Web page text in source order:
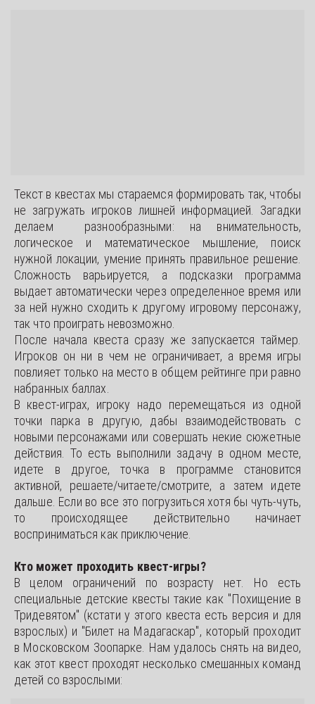
Текст в квестах мы стараемся формировать так, чтобы
не загружать игроков лишней информацией. Загадки
делаем разнообразными: на внимательность,
логическое и математическое мышление, поиск
нужной локации, умение принять правильное решение.
Сложность варьируется, а подсказки программа
выдает автоматически через определенное время или
за ней нужно сходить к другому игровому персонажу,
так что проиграть невозможно.
После начала квеста сразу же запускается таймер.
Игроков он ни в чем не ограничивает, а время игры
повлияет только на место в общем рейтинге при равно
набранных баллах.
В квест-играх, игроку надо перемещаться из одной
точки парка в другую, дабы взаимодействовать с
новыми персонажами или совершать некие сюжетные
действия. То есть выполнили задачу в одном месте,
идете в другое, точка в программе становится
активной, решаете/читаете/смотрите, а затем идете
дальше. Если во все это погрузиться хотя бы чуть-чуть,
то происходящее действительно начинает
восприниматься как приключение.
Кто может проходить квест-игры?
В целом ограничений по возрасту нет. Но есть
специальные детские квесты такие как "Похищение в
Тридевятом" (кстати у этого квеста есть версия и для
взрослых) и "Билет на Мадагаскар", который проходит
в Московском Зоопарке. Нам удалось снять на видео,
как этот квест проходят несколько смешанных команд
детей со взрослыми: